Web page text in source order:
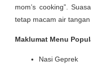
mom’s cooking”.
tetap macam air
Maklumat Menu
Nasi Geprek